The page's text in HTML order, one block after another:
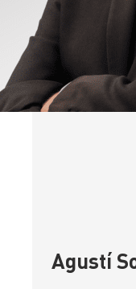
Agustí